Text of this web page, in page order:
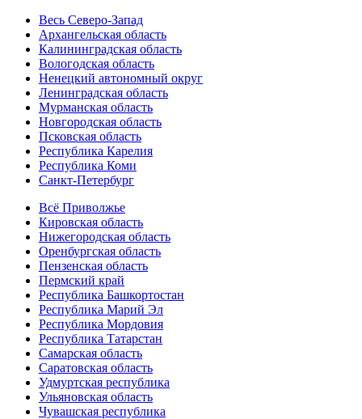
Весь Северо-Запад
Архангельская область
Калининградская область
Вологодская область
Ненецкий автономный округ
Ленинградская область
Мурманская область
Новгородская область
Псковская область
Республика Карелия
Республика Коми
Санкт-Петербург
Всё Приволжье
Кировская область
Нижегородская область
Оренбургская область
Пензенская область
Пермский край
Республика Башкортостан
Республика Марий Эл
Республика Мордовия
Республика Татарстан
Самарская область
Саратовская область
Удмуртская республика
Ульяновская область
Чувашская республика